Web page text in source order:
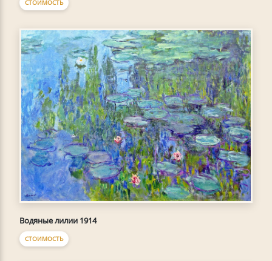
СТОИМОСТЬ
Водяные лилии 1914
СТОИМОСТЬ